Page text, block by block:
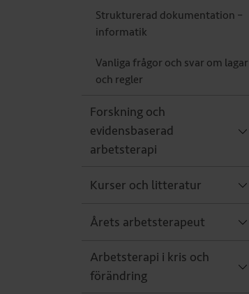
Strukturerad dokumentation –
informatik
Vanliga frågor och svar om lagar
och regler
Forskning och
evidensbaserad
arbetsterapi
Kurser och litteratur
Årets arbetsterapeut
Arbetsterapi i kris och
förändring